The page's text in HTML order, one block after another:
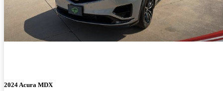
2024 Acura MDX